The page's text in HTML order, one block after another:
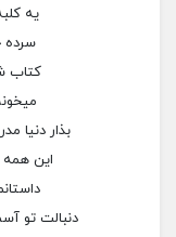
یه
سرده
کتاب
بذار دنیا
این همه
دنبالت تو